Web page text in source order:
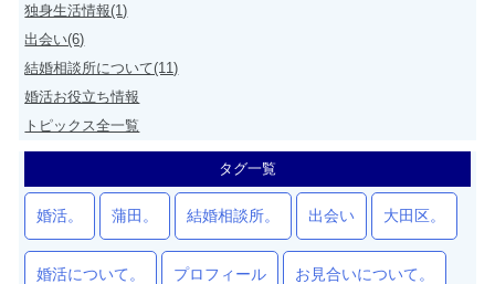
独身生活情報(1)
出会い(6)
結婚相談所について(11)
婚活お役立ち情報
トピックス全一覧
タグ一覧
婚活。 蒲田。 結婚相談所。 出会い 大田区。
婚活について。 プロフィール お見合いについて。